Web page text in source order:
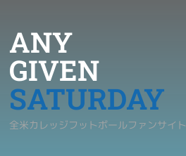
ANY
GIVEN
SATURDAY
全米カレッジフットボールファンサイト